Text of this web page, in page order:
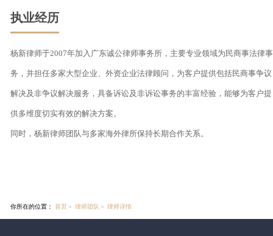
执业经历
杨新律师于2007年加入广东诚公律师事务所，主要专业领域为民商事法律事
务，并担任多家大型企业、外资企业法律顾问，为客户提供包括民商事争议
解决及非争议解决服务，具备诉讼及非诉讼事务的丰富经验，能够为客户提
供多维度切实有效的解决方案。
同时，杨新律师团队与多家海外律所保持长期合作关系。
你所在的位置： 首页＞ 律师团队 ＞ 律师详情